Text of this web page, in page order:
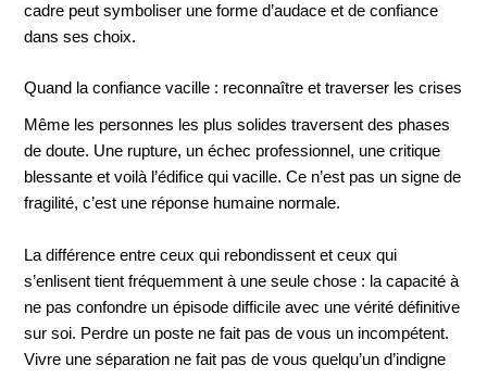
cadre peut symboliser une forme d’audace et de confiance
dans ses choix.
Quand la confiance vacille : reconnaître et traverser les crises
Même les personnes les plus solides traversent des phases
de doute. Une rupture, un échec professionnel, une critique
blessante et voilà l’édifice qui vacille. Ce n’est pas un signe de
fragilité, c’est une réponse humaine normale.
La différence entre ceux qui rebondissent et ceux qui
s’enlisent tient fréquemment à une seule chose : la capacité à
ne pas confondre un épisode difficile avec une vérité définitive
sur soi. Perdre un poste ne fait pas de vous un incompétent.
Vivre une séparation ne fait pas de vous quelqu’un d’indigne